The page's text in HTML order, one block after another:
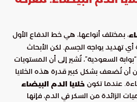
، بمختلف أنواعها، هي خط الدفاع الأول
أي تهديد يواجه الجسم. لكن الأبحاث
السعودية”، تُشير إلى أن المستويات
أن تُضعف بشكل كبير قدرة هذه الخلايا
عندما تكون خلايا الدم البيضاء
الزائدة من السكر في الدم، فإنها